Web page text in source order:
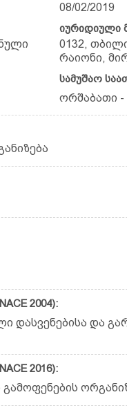
08/02/2019
იურიდიული
0132,
რაიონი,
სამუშაო
ორშაბათი -
2004):
დასვენებისა და
2016):